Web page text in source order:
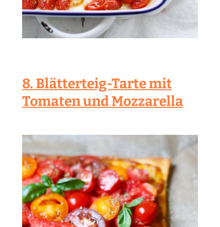
8. Blätterteig-Tarte mit
Tomaten und Mozzarella